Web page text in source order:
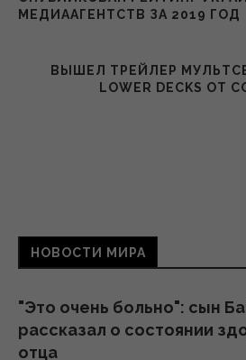
МЕДИААГЕНТСТВ ЗА 2019 ГОД
ВЫШЕЛ ТРЕЙЛЕР
LOWER DECKS ОТ
НОВОСТИ МИРА
"Это очень больно": сын
рассказал о состоянии
отца